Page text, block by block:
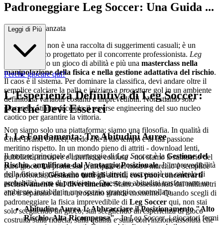
Padroneggiare Leg Soccer: Una Guida ...
Strategica Avanzata
Questa guida non è una raccolta di suggerimenti casuali; è un
progetto tattico progettato per il concorrente professionista. Leg
è meno un gioco di abilità e più una masterclass nella
manipolazione della fisica e nella gestione adattativa del rischio.
Il caos è il sistema. Per dominare la classifica, devi andare oltre il
semplice calciare la palla e iniziare a progettare gol in un ambiente
definito da variabili costanti e imprevedibili. Non stiamo solo
giocando; stiamo facendo il reverse engineering del suo nucleo
caotico per garantire la vittoria.
1. Le Fondamenta: Tre Abitudini Auree
Il motore principale di punteggio diLeg Soccerè la Gestione del
Rischio, amplificata dal Vantaggio Posizionale. L'imprevedibilità
della fisica significa che qualsiasi tiro di successo è un calcolo di
probabilità, non di precisione. Queste tre abitudini trasformano un
ambiente instabile in uno spazio strategico controllato.
Abitudine Aurea 1: Abbracciare il Posizionamento "Alto
Rischio, Alta Ricompensa"- InLeg Soccer, i giocatori fermi
Leggi di Più
Perché giocare qui?
L'Esperienza Definitiva di Leg Soccer:
Perché Devi Esserci
Non siamo solo una piattaforma; siamo una filosofia. In qualità di
Chief Brand Officer, credo che il tuo tempo e la tua passione
meritino rispetto. In un mondo pieno di attriti - download lenti,
pubblicità intrusive e interfacce confuse - noi siamo il santuario del
puro gioco. La promessa principale del nostro marchio è semplice
ma profonda:Gestiamo tutti gli attriti, così puoi concentrarti
esclusivamente sul divertimento.Siamo ossessionati dai millimetri
che ti separano dal tuo prossimo grande momento. Quando scegli di
padroneggiare la fisica imprevedibile di Leg Soccer qui, non stai
solo scegliendo un gioco; stai scegliendo un'esperienza di gioco
costruita sulla fiducia, sulla qualità e sulla convinzione assoluta che